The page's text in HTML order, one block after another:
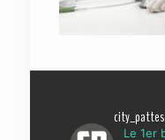
city_pattes
Le 1er